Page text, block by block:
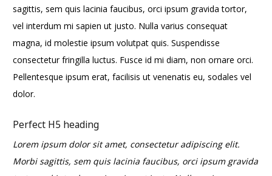
sagittis, sem quis lacinia faucibus, orci ipsum gravida tortor,
vel interdum mi sapien ut justo. Nulla varius consequat
magna, id molestie ipsum volutpat quis. Suspendisse
consectetur fringilla luctus. Fusce id mi diam, non ornare orci.
Pellentesque ipsum erat, facilisis ut venenatis eu, sodales vel
dolor.
Perfect H5 heading
Lorem ipsum dolor sit amet, consectetur adipiscing elit.
Morbi sagittis, sem quis lacinia faucibus, orci ipsum gravida